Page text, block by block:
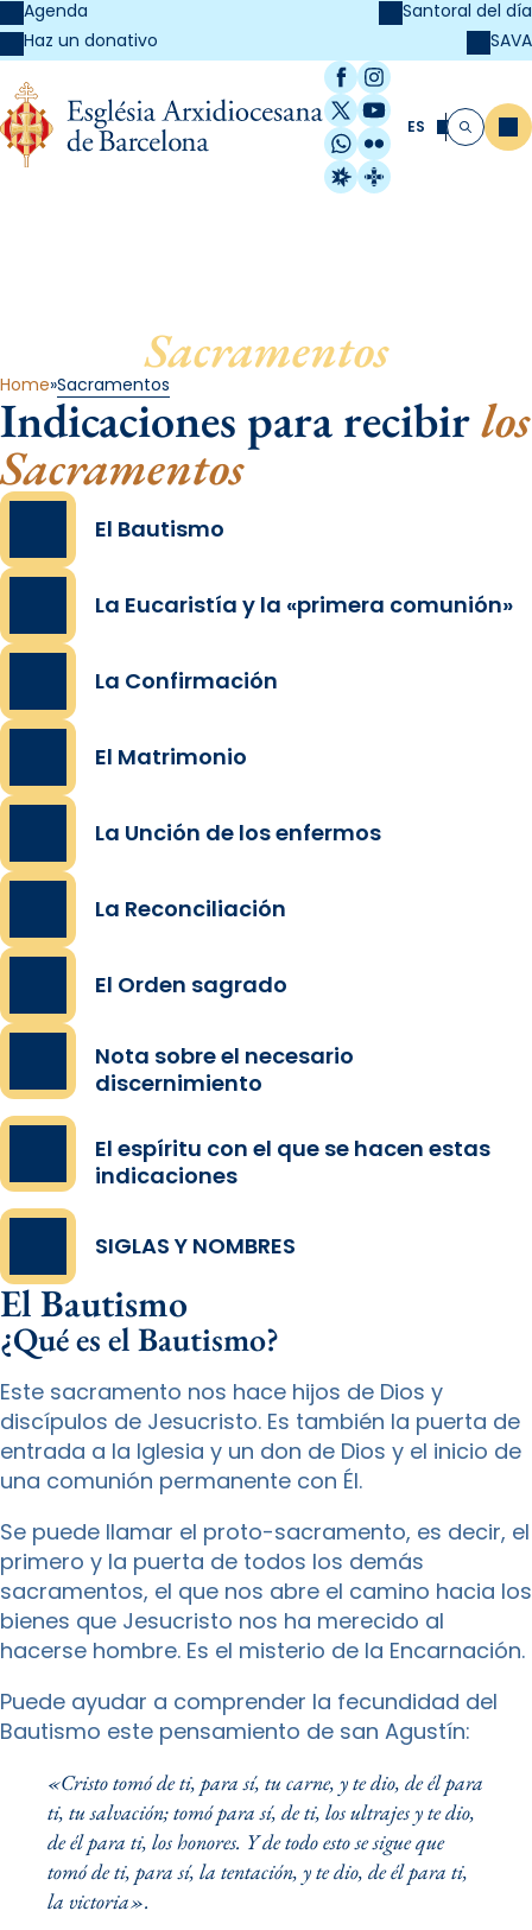
Agenda
Haz un donativo
Santoral del día
SAVA
Facebook
Instagram
X / Twitter
YouTube
WhatsApp
Flickr
Radio Estel
Catalunya
ES Buscar
Sacramentos
Home Sacramentos
Indicaciones para recibirlos
Sacramentos
El Bautismo
La Eucaristía y la «primera comunión»
La Confirmación
El Matrimonio
La Unción de los enfermos
La Reconciliación
El Orden sagrado
Nota sobre el necesario
discernimiento
El espíritu con el que se hacen estas
indicaciones
SIGLAS Y NOMBRES
El Bautismo
¿Qué es el Bautismo?
Este sacramento nos hace hijos de Dios y
discípulos de Jesucristo. Es también la puerta de
entrada a la Iglesia y un don de Dios y el inicio de
una comunión permanente con Él.
Se puede llamar el proto-sacramento, es decir, el
primero y la puerta de todos los demás
sacramentos, el que nos abre el camino hacia los
bienes que Jesucristo nos ha merecido al
hacerse hombre. Es el misterio de la Encarnación.
Puede ayudar a comprender la fecundidad del
Bautismo este pensamiento de san Agustín:
«Cristo tomó de ti, para sí, tu carne, y te dio, de él para
ti, tu salvación; tomó para sí, de ti, los ultrajes y te dio,
de él para ti, los honores. Y de todo esto se sigue que
tomó de ti, para sí, la tentación, y te dio, de él para ti,
la victoria».